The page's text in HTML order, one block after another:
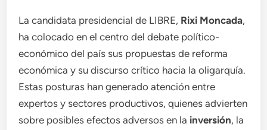
La candidata presidencial de LIBRE, Rixi Moncada,
ha colocado en el centro del debate político-
económico del país sus propuestas de reforma
económica y su discurso crítico hacia la oligarquía.
Estas posturas han generado atención entre
expertos y sectores productivos, quienes advierten
sobre posibles efectos adversos en la inversión, la